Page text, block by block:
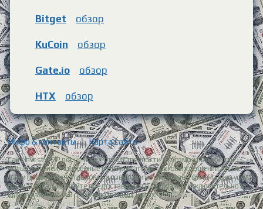
Bitget обзор
KuCoin обзор
Gate.io обзор
HTX обзор
Инфо & контакты | Карта сайта
Сайт Invest-TOP.net не несет ответственности за возможные убытки
пользователей, понесенные в результате их торговых решений. Мы не
даем прямых инвестиционных советов и не оказываем финансовых услуг.
Все материалы на сайте предоставляются бесплатно, исключительно в
информационных и образовательных целях.Политика
конфиденциальности.